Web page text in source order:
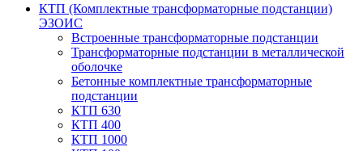
КТП (Комплектные трансформаторные подстанции)
ЭЗОИС
Встроенные трансформаторные подстанции
Трансформаторные подстанции в металлической
оболочке
Бетонные комплектные трансформаторные
подстанции
КТП 630
КТП 400
КТП 1000